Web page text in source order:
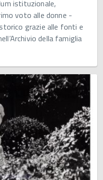
istituzionale,
voto alle donne -
grazie alle fonti e
della famiglia